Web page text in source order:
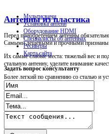
Антенны из пластика
Перед приобретением антенны
Самыми дешевыми и прочными признаны
Их самые слабые места: тяжелый вес и
стальную антенну, уделите внимание
Более легкий по сравнению со сталью и
Мультисвичи
Установка антенн
Оборудование HDMI
Специалисты об антеннах
Ресиверы
Карта сайта
Задать вопрос консультанту